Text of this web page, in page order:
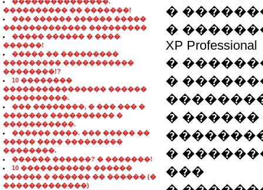
���������� �� �������!
��� ������ ������ �����
������������� ���������
����� ������ � ����
������!
����� �� ���������
��������� �����������
��������!?
10 ��������
���������������� ������
����������.
��� ��������, � ��� ��� �
������� ���������� �
�����������.
������ ����. ��� ����� ��
����� ���� ���������
��������.
������ ������? � �������!
10 ����������� ������
������ � ������ �� ������ (�
�������������)
�
�
XP Professional
�
�
� ������
�
���